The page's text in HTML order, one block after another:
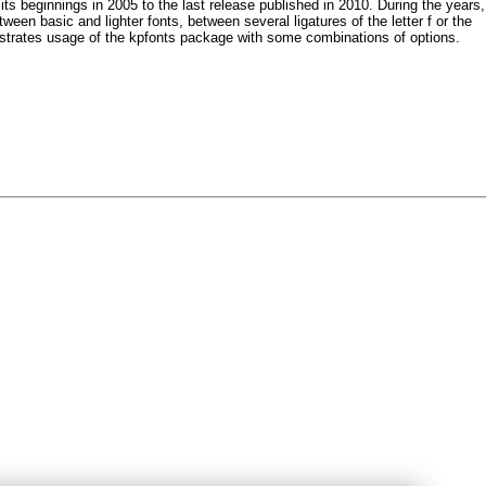
beginnings in 2005 to the last release published in 2010. During the years,
basic and lighter fonts, between several ligatures of the letter f or the
usage of the kpfonts package with some combinations of options.